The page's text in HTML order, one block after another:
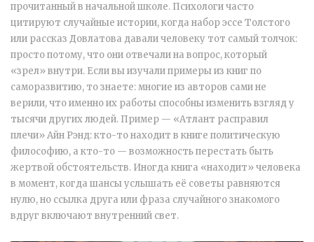
прочитанный в начальной школе. Психологи часто
цитируют случайные истории, когда набор эссе Толстого
или рассказ Довлатова давали человеку тот самый толчок:
просто потому, что они отвечали на вопрос, который
«зрел» внутри. Если вы изучали примеры из книг по
саморазвитию, то знаете: многие из авторов сами не
верили, что именно их работы способны изменить взгляд у
тысячи других людей. Пример — «Атлант расправил
плечи» Айн Рэнд: кто-то находит в книге политическую
философию, а кто-то — возможность перестать быть
жертвой обстоятельств. Иногда книга «находит» человека
в момент, когда шансы услышать её советы равняются
нулю, но ссылка друга или фраза случайного знакомого
вдруг включают внутренний свет.